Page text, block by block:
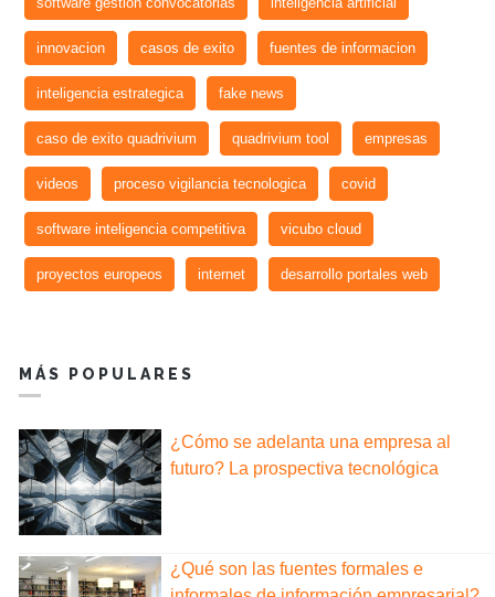
innovacion casos de exito fuentes de informacion
inteligencia estrategica fake news
caso de exito quadrivium quadrivium tool empresas
videos proceso vigilancia tecnologica covid
software inteligencia competitiva vicubo cloud
proyectos europeos internet desarrollo portales web
MÁS POPULARES
¿Cómo se adelanta una empresa al
futuro? La prospectiva tecnológica
¿Qué son las fuentes formales e